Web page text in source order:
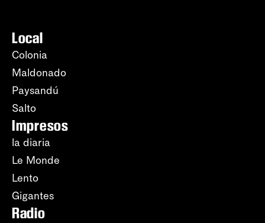
Local
Colonia
Maldonado
Paysandú
Salto
Impresos
la diaria
Le Monde
Lento
Gigantes
Radio